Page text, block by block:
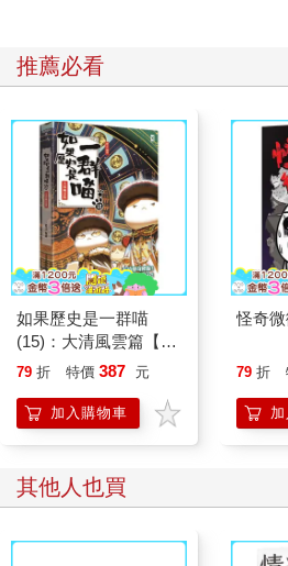
在會議開始前或會議結束後，大家都
時恰好是你和平時不常接觸的老闆或
以，這種時候要盡量避免和熟人在一
相對無語？就引導他聊聊自己
鼓勵對方談論他們自己，這是讓對方
卡內基在《人性的弱點》（How to
People）中說過：「鼓勵對方談論他
的方式之一。」讓對方說出他想說的
更重要的是，當對方感受到你是真心
滿足，然後才會有餘力聽你說話。那
比如，可以聊聊和對方生活有關的問
一樣追根究柢。以一句簡單的「你最
近過得如何」開頭，然後你只需要認
如果對方的回覆是「哦，沒做什麼」
話題縮小到具體的事情上。比如可以
當然，與家人、朋友在一起聊天時，
推薦必看
如果歷史是一群喵
(15)：大清風雲篇【萌
貓漫畫學歷史】
79 折 特價 387 元
加入購物車
怪奇
79 折
其他人也買